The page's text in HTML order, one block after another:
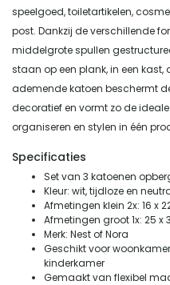
speelgoed, toiletartikelen,
post. Dankzij de verschillende
middelgrote spullen
staan op een plank, in een kast,
ademende katoen beschermt
decoratief en vormt zo de
organiseren en stylen in één
Specificaties
Set van 3 katoenen
Kleur: wit, tijdloze en
Afmetingen klein 2x: 16 x
Afmetingen groot 1x: 25 x
Merk: Nest of Nora
Geschikt voor
kinderkamer
Gemaakt van flexibel